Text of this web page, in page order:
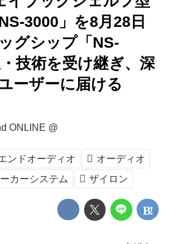
3000」を8月28日
グシップ「NS-
技術を受け継ぎ、深
ーザーに届ける
ONLINE @
ンドオーディオ
オーディオ
カーシステム ザイロン